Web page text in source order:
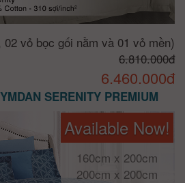
vỏ bọc gối nằm và 01 vỏ mền)
6.810.000đ
6.460.000đ
SERENITY PREMIUM
Available Now!
160cm x 200cm
200cm x 200cm